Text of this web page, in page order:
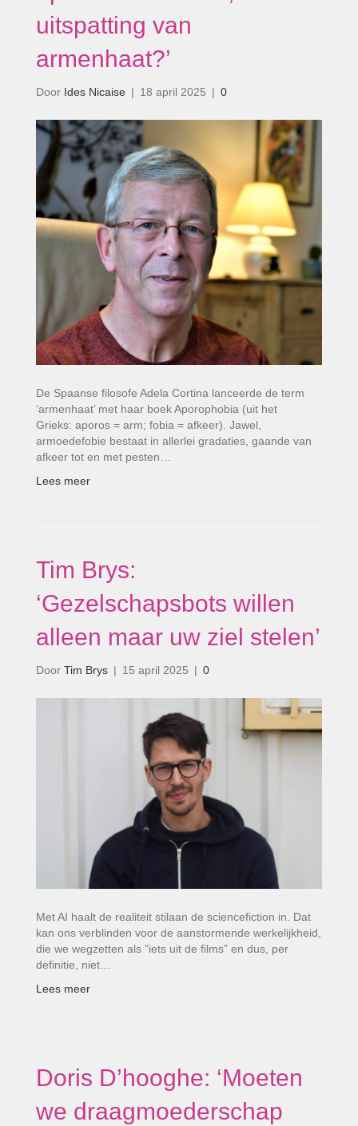
uitspatting van
armenhaat?’
Door Ides Nicaise | 18 april 2025 | 0
De Spaanse filosofe Adela Cortina lanceerde de term
‘armenhaat’ met haar boek Aporophobia (uit het
Grieks: aporos = arm; fobia = afkeer). Jawel,
armoedefobie bestaat in allerlei gradaties, gaande van
afkeer tot en met pesten…
Lees meer
Tim Brys:
‘Gezelschapsbots willen
alleen maar uw ziel stelen’
Door Tim Brys | 15 april 2025 | 0
Met AI haalt de realiteit stilaan de sciencefiction in. Dat
kan ons verblinden voor de aanstormende werkelijkheid,
die we wegzetten als “iets uit de films” en dus, per
definitie, niet…
Lees meer
Doris D’hooghe: ‘Moeten
we draagmoederschap